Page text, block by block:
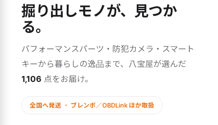
掘り出しモノが、見つか
る。
パフォーマンスパーツ・防犯カメラ・スマート
キーから暮らしの逸品まで、八宝屋が選んだ
1,106 点をお届け。
全国へ発送 ・ ブレンボ／OBDLink ほか取扱